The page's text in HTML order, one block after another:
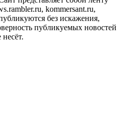
kommersant.ru,
без искажения,
публикуемых новостей